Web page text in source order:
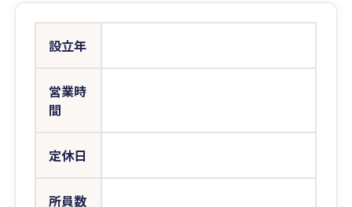
設立年
営業時
間
定休日
所員数